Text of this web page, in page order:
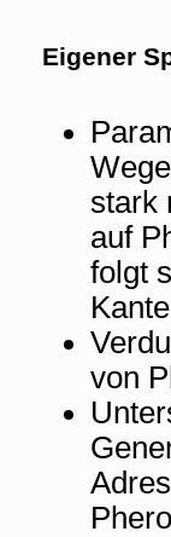
Eigener
stark
auf
folgt
von